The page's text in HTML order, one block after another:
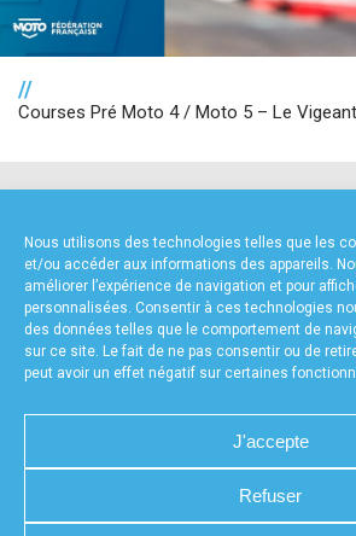
Nous utilisons des technologies telles que les
et/ou accéder aux informations des appareils.
améliorer l’expérience de navigation et pour
personnalisées. Consentir à ces technologies
des données telles que le comportement de
sur ce site. Le fait de ne pas consentir ou de
peut avoir un effet négatif sur certaines
J'accepte
Refuser
//
Courses Pré Moto 4 / Moto 5 – Le